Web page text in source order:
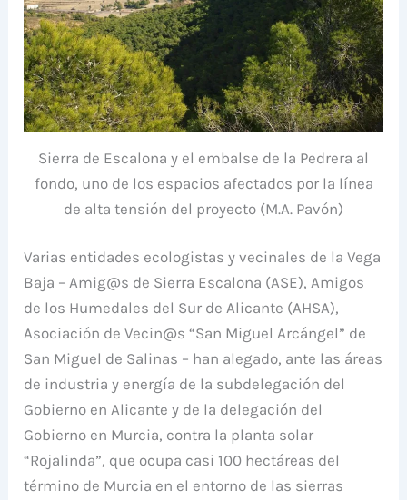
Sierra de Escalona y el embalse de la Pedrera al
fondo, uno de los espacios afectados por la línea
de alta tensión del proyecto (M.A. Pavón)
Varias entidades ecologistas y vecinales de la Vega
Baja – Amig@s de Sierra Escalona (ASE), Amigos
de los Humedales del Sur de Alicante (AHSA),
Asociación de Vecin@s “San Miguel Arcángel” de
San Miguel de Salinas – han alegado, ante las áreas
de industria y energía de la subdelegación del
Gobierno en Alicante y de la delegación del
Gobierno en Murcia, contra la planta solar
“Rojalinda”, que ocupa casi 100 hectáreas del
término de Murcia en el entorno de las sierras